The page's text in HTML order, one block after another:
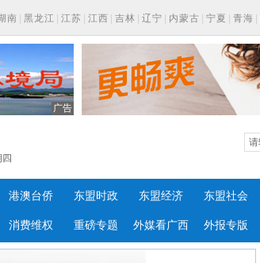
南 黑龙江 江苏 江西 吉林 辽宁 内蒙古 宁夏 青海
广告
港澳台侨 东盟时政 东盟经济 东盟社会
消费维权 重磅专题 外媒看广西 外报专版